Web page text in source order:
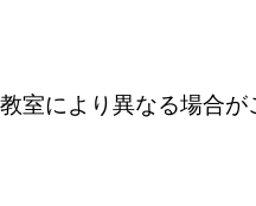
室により異なる場合が